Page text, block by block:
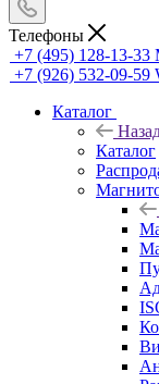
Телефоны
+7 (495) 128-13-33
+7 (926) 532-09-59
Каталог
Каталог